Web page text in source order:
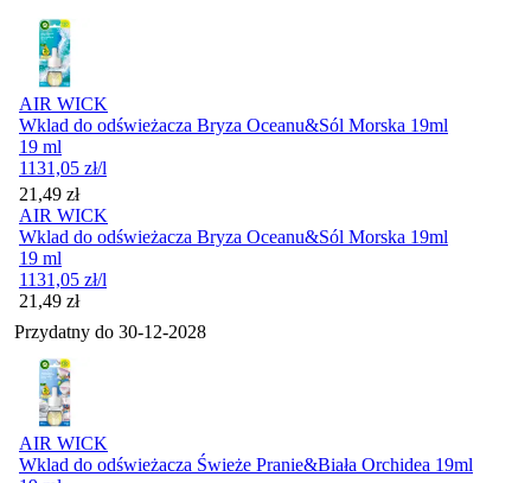
AIR WICK
Wklad do odświeżacza Bryza Oceanu&Sól Morska 19ml
19 ml
1131,05 zł/l
Cena
21,49 zł
AIR WICK
Wklad do odświeżacza Bryza Oceanu&Sól Morska 19ml
19 ml
1131,05 zł/l
Cena
21,49 zł
Przydatny do 30-12-2028
AIR WICK
Wklad do odświeżacza Świeże Pranie&Biała Orchidea 19ml